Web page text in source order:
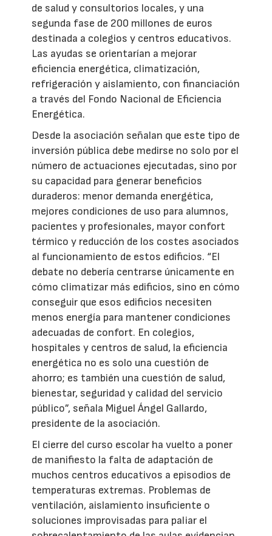
de salud y consultorios locales, y una
segunda fase de 200 millones de euros
destinada a colegios y centros educativos.
Las ayudas se orientarían a mejorar
eficiencia energética, climatización,
refrigeración y aislamiento, con financiación
a través del Fondo Nacional de Eficiencia
Energética.
Desde la asociación señalan que este tipo de
inversión pública debe medirse no solo por el
número de actuaciones ejecutadas, sino por
su capacidad para generar beneficios
duraderos: menor demanda energética,
mejores condiciones de uso para alumnos,
pacientes y profesionales, mayor confort
térmico y reducción de los costes asociados
al funcionamiento de estos edificios. “El
debate no debería centrarse únicamente en
cómo climatizar más edificios, sino en cómo
conseguir que esos edificios necesiten
menos energía para mantener condiciones
adecuadas de confort. En colegios,
hospitales y centros de salud, la eficiencia
energética no es solo una cuestión de
ahorro; es también una cuestión de salud,
bienestar, seguridad y calidad del servicio
público”, señala Miguel Ángel Gallardo,
presidente de la asociación.
El cierre del curso escolar ha vuelto a poner
de manifiesto la falta de adaptación de
muchos centros educativos a episodios de
temperaturas extremas. Problemas de
ventilación, aislamiento insuficiente o
soluciones improvisadas para paliar el